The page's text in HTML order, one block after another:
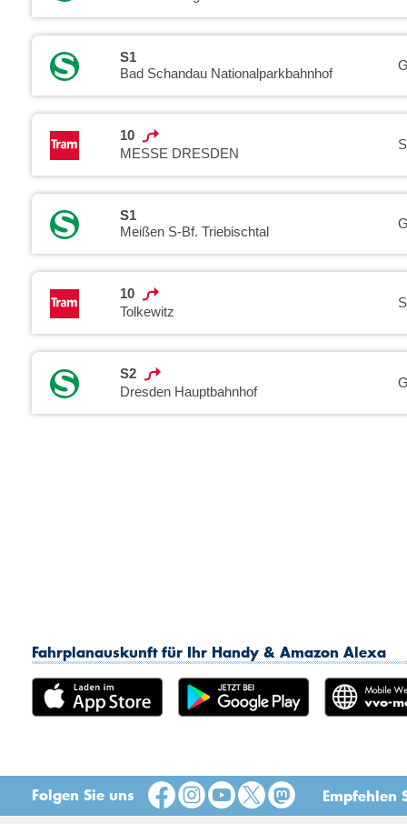
S1
Bad Schandau Nationalparkbahnhof
10
MESSE DRESDEN
S1
Meißen S-Bf. Triebischtal
10
Tolkewitz
S2
Dresden Hauptbahnhof
Fahrplanauskunft für Ihr Handy & Amazon Alexa
Folgen Sie uns Empfehlen